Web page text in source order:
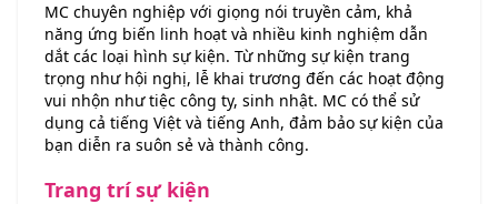
MC chuyên nghiệp với giọng nói truyền cảm, khả
năng ứng biến linh hoạt và nhiều kinh nghiệm dẫn
dắt các loại hình sự kiện. Từ những sự kiện trang
trọng như hội nghị, lễ khai trương đến các hoạt động
vui nhộn như tiệc công ty, sinh nhật. MC có thể sử
dụng cả tiếng Việt và tiếng Anh, đảm bảo sự kiện của
bạn diễn ra suôn sẻ và thành công.
Trang trí sự kiện